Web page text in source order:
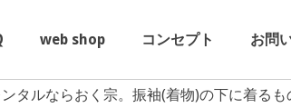
web shop コンセプト お問
タルならおく宗。振袖(着物)の下に着るも